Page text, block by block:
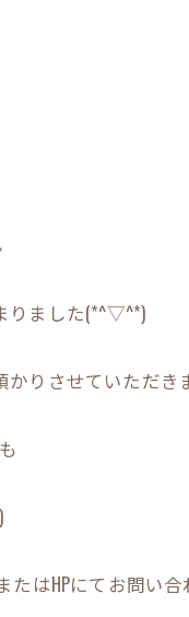
りました(*^▽^*)
りさせていただき
はHPにてお問い合